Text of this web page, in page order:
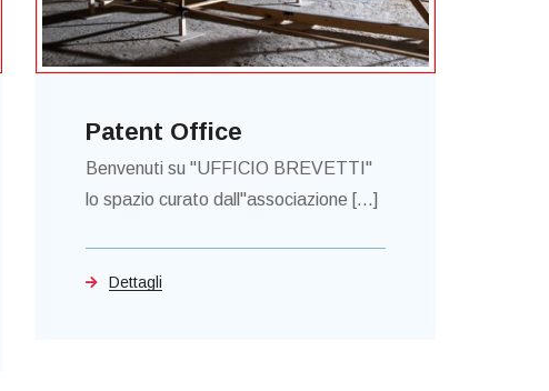
Patent Office
Benvenuti su "UFFICIO BREVETTI"
lo spazio curato dall"associazione [...]
Dettagli